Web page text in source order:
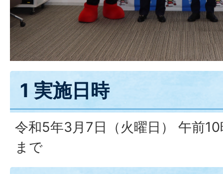
1 実施日時
令和5年3月7日（火曜日） 午前
まで